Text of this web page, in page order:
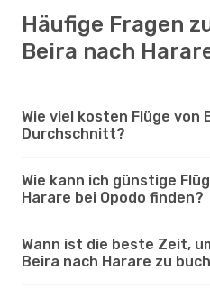
Häufige Fragen
Beira nach
Wie viel kosten Flüge von
Durchschnitt?
Wie kann ich günstige
Harare bei Opodo finden?
Wann ist die beste Zeit,
Beira nach Harare zu